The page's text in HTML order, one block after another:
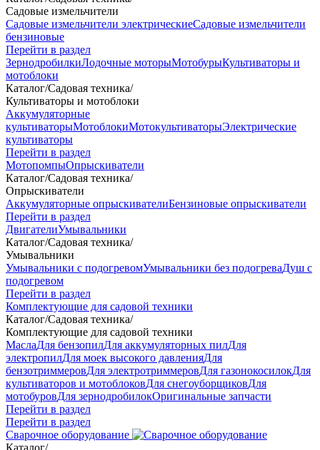
Садовые измельчители
Садовые измельчители электрическиеСадовые измельчители
бензиновые
Перейти в раздел
ЗернодробилкиЛодочные моторыМотобурыКультиваторы и
мотоблоки
Каталог/Садовая техника/
Культиваторы и мотоблоки
Аккумуляторные
культиваторыМотоблокиМотокультиваторыЭлектрические
культиваторы
Перейти в раздел
МотопомпыОпрыскиватели
Каталог/Садовая техника/
Опрыскиватели
Аккумуляторные опрыскивателиБензиновые опрыскиватели
Перейти в раздел
ДвигателиУмывальники
Каталог/Садовая техника/
Умывальники
Умывальники с подогревомУмывальники без подогреваДуш с
подогревом
Перейти в раздел
Комплектующие для садовой техники
Каталог/Садовая техника/
Комплектующие для садовой техники
МаслаДля бензопилДля аккумуляторных пилДля
электропилДля моек высокого давленияДля
бензотриммеровДля электротриммеровДля газонокосилокДля
культиваторов и мотоблоковДля снегоуборщиковДля
мотобуровДля зернодробилокОригинальные запчасти
Перейти в раздел
Перейти в раздел
Сварочное оборудование
Каталог/